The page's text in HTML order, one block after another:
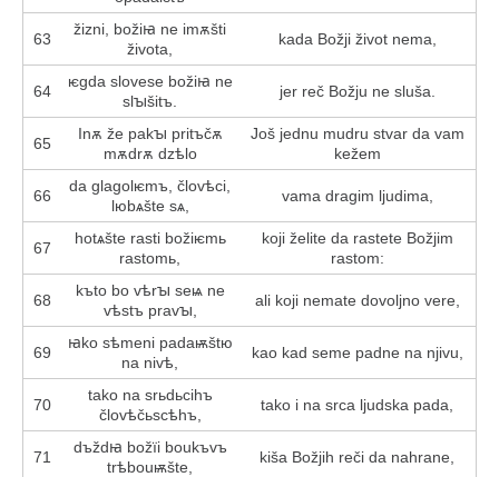
63
žizni, božіꙗ ne imѫšti
života,
kada Božji život nema,
64
ѥgda slovese božіꙗ ne
slꙑšitъ.
jer reč Božju ne sluša.
65
Inѫ že pakꙑ pritъčѫ
mѫdrѫ dzѣlo
Još jednu mudru stvar da vam
kežem
66
da glagolѥmъ, človѣci,
lюbѧšte sѧ,
vama dragim ljudima,
67
hotѧšte rasti božіѥmь
rastomь,
koji želite da rastete Božjim
rastom:
68
kъto bo vѣrꙑ seѩ ne
vѣstъ pravꙑ,
ali koji nemate dovoljno vere,
69
ꙗko sѣmeni padaѭštю
na nivѣ,
kao kad seme padne na njivu,
70
tako na srьdьcihъ
človѣčьscѣhъ,
tako i na srca ljudska pada,
71
dъždꙗ božїi boukъvъ
trѣbouѭšte,
kiša Božjih reči da nahrane,